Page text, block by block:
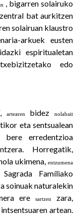
, bigarren solairuko
bat aurkitzen
solairuan klaustro
arkuek eusten
espiritualetan
edo
artearen bideznolabait
eta sentsualean
bere erredentzioa
Horregatik,
ukimena, entzumena
Famíliako
soinuak naturalekin
eresartzen
zara,
artean.